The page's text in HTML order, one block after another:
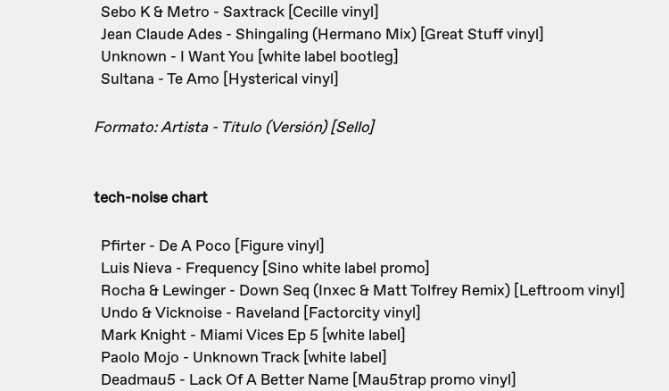
Sebo K & Metro - Saxtrack [Cecille vinyl]
Jean Claude Ades - Shingaling (Hermano Mix) [Great Stuff vinyl]
Unknown - I Want You [white label bootleg]
Sultana - Te Amo [Hysterical vinyl]
Formato: Artista - Título (Versión) [Sello]
tech-noise chart
Pfirter - De A Poco [Figure vinyl]
Luis Nieva - Frequency [Sino white label promo]
Rocha & Lewinger - Down Seq (Inxec & Matt Tolfrey Remix) [Leftroom vinyl]
Undo & Vicknoise - Raveland [Factorcity vinyl]
Mark Knight - Miami Vices Ep 5 [white label]
Paolo Mojo - Unknown Track [white label]
Deadmau5 - Lack Of A Better Name [Mau5trap promo vinyl]